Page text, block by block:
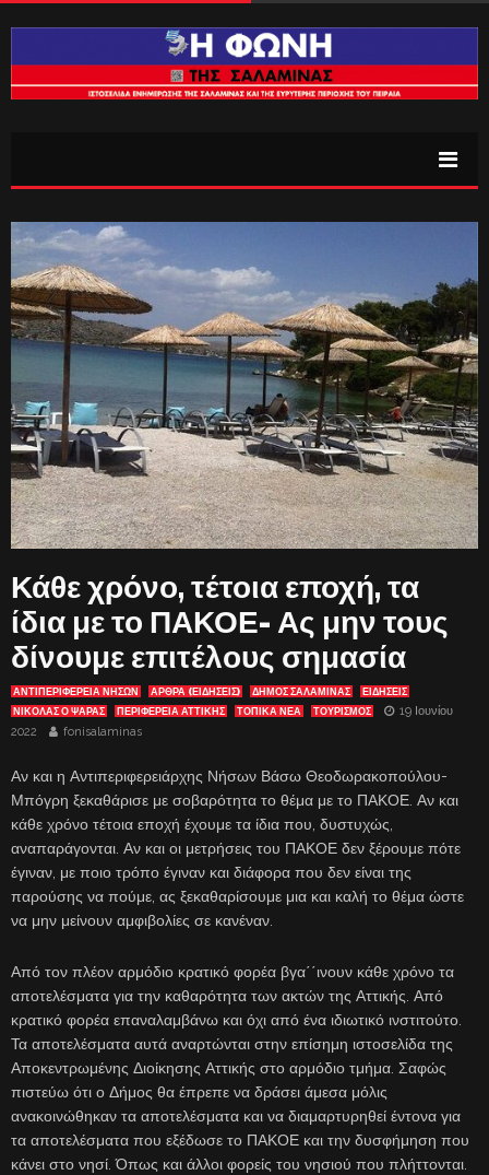
Κάθε χρόνο, τέτοια εποχή, τα
ίδια με το ΠΑΚΟΕ- Ας μην τους
δίνουμε επιτέλους σημασία
ΑΝΤΙΠΕΡΙΦΈΡΕΙΑ ΝΉΣΩΝ ΑΡΘΡΑ (ΕΙΔΗΣΕΙΣ) ΔΗΜΟΣ ΣΑΛΑΜΙΝΑΣ
ΕΙΔΗΣΕΙΣ
ΝΙΚΟΛΑΣ Ο ΨΑΡΑΣ
ΠΕΡΙΦΕΡΕΙΑ ΑΤΤΙΚΗΣ ΤΟΠΙΚΑ ΝΕΑ ΤΟΥΡΙΣΜΟΣ
19 Ιουνίου
2022
fonisalaminas
Αν και η Αντιπεριφερειάρχης Νήσων Βάσω Θεοδωρακοπούλου-
Μπόγρη ξεκαθάρισε με σοβαρότητα το θέμα με το ΠΑΚΟΕ. Αν και
κάθε χρόνο τέτοια εποχή έχουμε τα ίδια που, δυστυχώς,
αναπαράγονται. Αν και οι μετρήσεις του ΠΑΚΟΕ δεν ξέρουμε πότε
έγιναν, με ποιο τρόπο έγιναν και διάφορα που δεν είναι της
παρούσης να πούμε, ας ξεκαθαρίσουμε μια και καλή το θέμα ώστε
να μην μείνουν αμφιβολίες σε κανέναν.
Από τον πλέον αρμόδιο κρατικό φορέα βγα΄΄ινουν κάθε χρόνο τα
αποτελέσματα για την καθαρότητα των ακτών της Αττικής. Από
κρατικό φορέα επαναλαμβάνω και όχι από ένα ιδιωτικό ινστιτούτο.
Τα αποτελέσματα αυτά αναρτώνται στην επίσημη ιστοσελίδα της
Αποκεντρωμένης Διοίκησης Αττικής στο αρμόδιο τμήμα. Σαφώς
πιστεύω ότι ο Δήμος θα έπρεπε να δράσει άμεσα μόλις
ανακοινώθηκαν τα αποτελέσματα και να διαμαρτυρηθεί έντονα για
τα αποτελέσματα που εξέδωσε το ΠΑΚΟΕ και την δυσφήμηση που
κάνει στο νησί. Όπως και άλλοι φορείς του νησιού που πλήττονται.